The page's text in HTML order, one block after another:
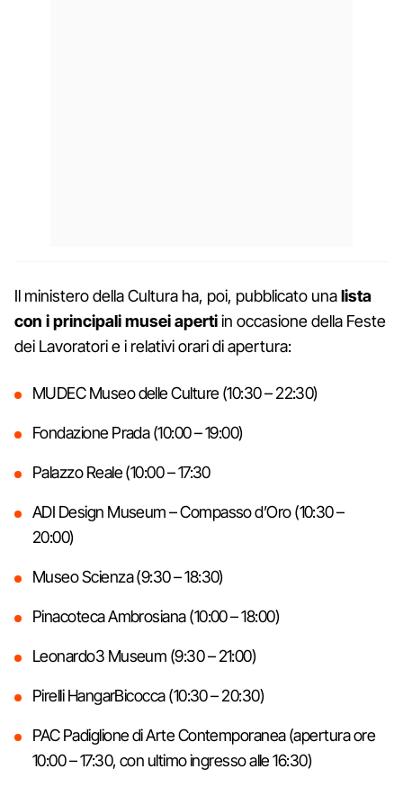
Il ministero della Cultura ha, poi, pubblicato unalista
con i principali musei apertiin occasione della Feste
dei Lavoratori e i relativi orari di apertura:
MUDEC Museo delle Culture (10:30 – 22:30)
Fondazione Prada (10:00 – 19:00)
Palazzo Reale (10:00 – 17:30
ADI Design Museum – Compasso d’Oro (10:30 –
20:00)
Museo Scienza (9:30 – 18:30)
Pinacoteca Ambrosiana (10:00 – 18:00)
Leonardo3 Museum (9:30 – 21:00)
Pirelli HangarBicocca (10:30 – 20:30)
PAC Padiglione di Arte Contemporanea (apertura ore
10:00 – 17:30, con ultimo ingresso alle 16:30)